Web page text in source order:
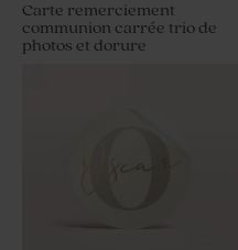
Carte remerciement
communion carrée trio de
photos et dorure